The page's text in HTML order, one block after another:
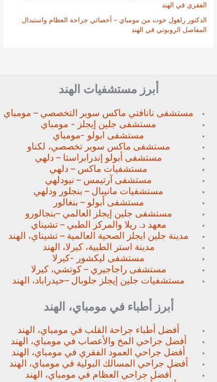
الفقري في الهند
الدكتور راهول خوت من مومباي – أخصائي جراحة العظام واستبدال
المفاصل الروبوتي في الهند
أبرز مستشفيات الهند
مستشفى نانافتي ماكس سوبر التخصصي – مومباي
مستشفى جلين إيجلز - مومباي
مستشفى ابولو -مومباي
مستشفى ماكس سوبر تخصصي، لكناو
مستشفى أبولو إندرابراستا – دلهي
مستشفيات ماكس – دلهي
مستشفى آرتيمس – نيودلهي
مستشفيات مانيبال – بنجلور ودلهي
مستشفى أبولو – بنغالور
مستشفى جلين إيجلز العالمي –بنجالورو
معهد د. ريلا والمركز الطبي – تشيناي
مدينة جلين ايجلز الصحية العالمية – تشيناي، الهند
مدينة استر الطبية، كيرلا، الهند
مستشفى ليكشور -كيرلا
مستشفى راجاجيري – كوتشي، كيرلا
مستشفيات جلين إيجلز جلوبال –حيدراباد، الهند
أبرز أطباء في مومباي، الهند
أفضل أطباء جراحة القلب في مومباي، الهند
أفضل جراحي المخ والأعصاب في مومباي، الهند
أفضل جراحي العمود الفقري في مومباي، الهند
أفضل جراحي المسالك البولية في مومباي، الهند
أفضل جراحي العظام في مومباي، الهند